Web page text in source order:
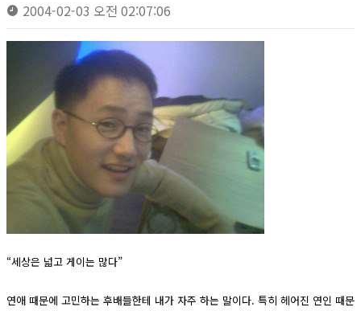
2004-02-03 오전 02:07:06
“세상은 넓고 게이는 많다”
연애 때문에 고민하는 후배들한테 내가 자주 하는 말이다. 특히 헤어진 연인 때문